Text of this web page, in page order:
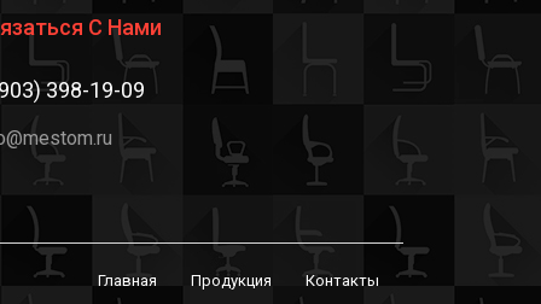
С Нами
398-19-09
Главная Продукция Контакты